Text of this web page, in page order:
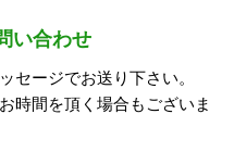
い合わせ
セージでお送り下さい。
時間を頂く場合もございま